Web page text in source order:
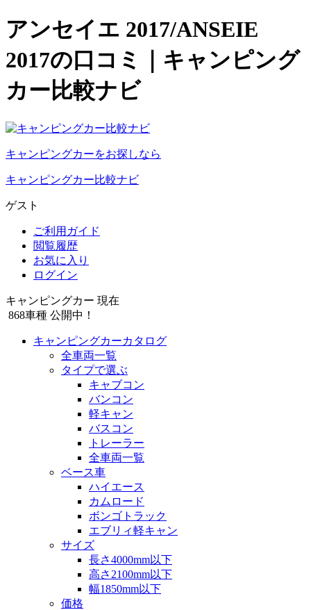
アンセイエ 2017/ANSEIE
2017の口コミ｜キャンピング
カー比較ナビ
キャンピングカーをお探しなら
キャンピングカー比較ナビ
ゲスト
ご利用ガイド
閲覧履歴
お気に入り
ログイン
キャンピングカー 現在
868車種 公開中！
キャンピングカーカタログ
全車両一覧
タイプで選ぶ
キャブコン
バンコン
軽キャン
バスコン
トレーラー
全車両一覧
ベース車
ハイエース
カムロード
ボンゴトラック
エブリィ軽キャン
サイズ
長さ4000mm以下
高さ2100mm以下
幅1850mm以下
価格